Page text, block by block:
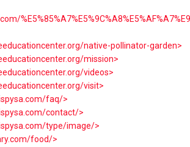
native-pollinator-garden>
mission>
videos>
visit>
faq/>
contact/>
type/image/>
food/>